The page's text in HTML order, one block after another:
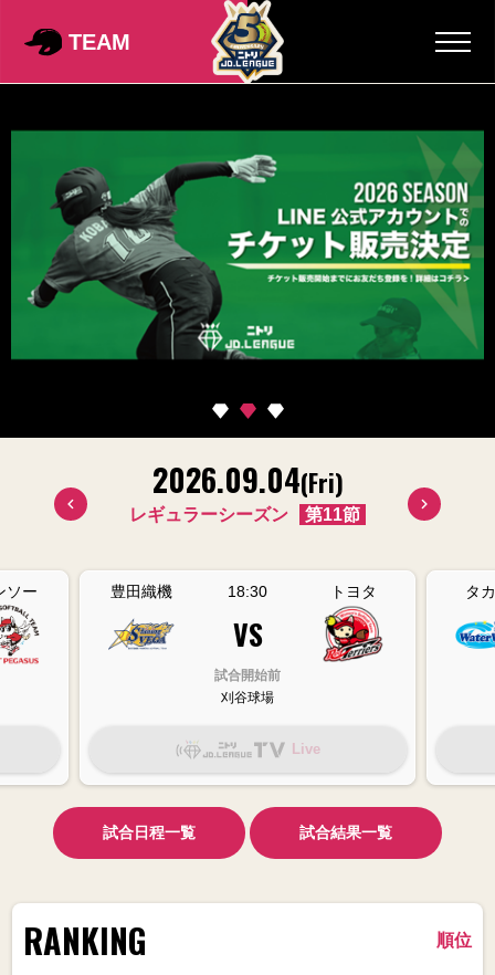
TEAM
2026.09.04(Fri)
レギュラーシーズン 第11節
ソー 豊田織機 18:30 トヨタ
VS
試合開始前
刈谷球場
Live
タ
試合日程一覧 試合結果一覧
RANKING 順位